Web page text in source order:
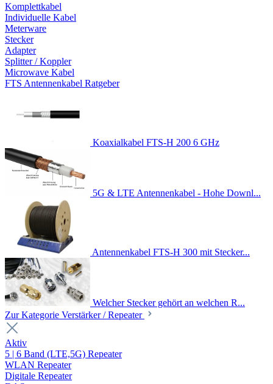
Komplettkabel
Individuelle Kabel
Meterware
Stecker
Adapter
Splitter / Koppler
Microwave Kabel
FTS Antennenkabel Ratgeber
Koaxialkabel FTS-H 200 6 GHz
5G & LTE Antennenkabel - Hohe Downl...
Antennenkabel FTS-H 300 mit Stecker...
Welcher Stecker gehört an welchen R...
Zur Kategorie Verstärker / Repeater
Aktiv
5 | 6 Band (LTE,5G) Repeater
WLAN Repeater
Digitale Repeater